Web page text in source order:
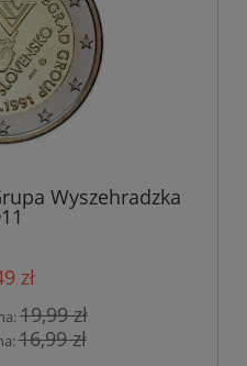
Wyszehradzka
zł
19,99 zł
16,99 zł